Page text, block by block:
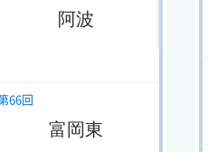
阿波
66回
富岡東